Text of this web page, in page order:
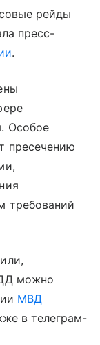
рейды
пресс-
.
Особое
пресечению
требований
можно
МВД
в телеграм-